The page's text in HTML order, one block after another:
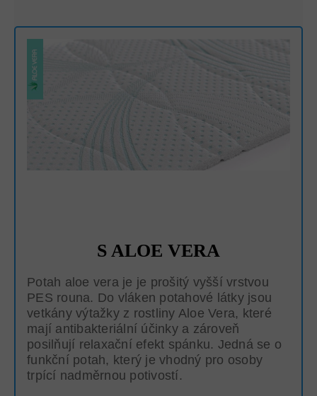
S ALOE VERA
Potah aloe vera je je prošitý vyšší vrstvou
PES rouna. Do vláken potahové látky jsou
vetkány výtažky z rostliny Aloe Vera, které
mají antibakteriální účinky a zároveň
posilňují relaxační efekt spánku. Jedná se o
funkční potah, který je vhodný pro osoby
trpící nadměrnou potivostí.